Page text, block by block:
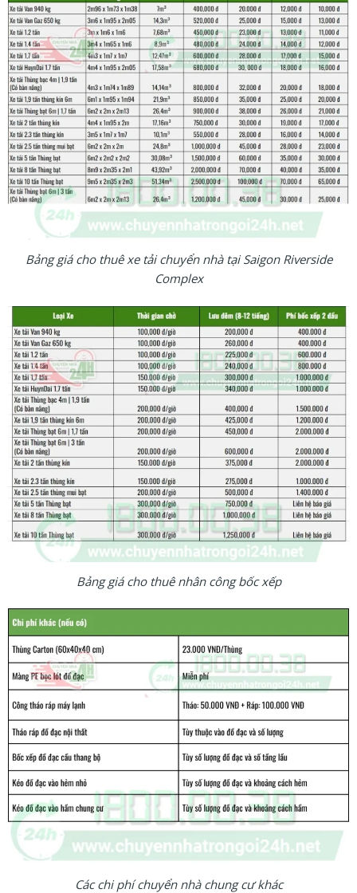
Bảng giá cho thuê xe tải chuyển nhà tại Saigon Riverside
Complex
Bảng giá cho thuê nhân công bốc xếp
Các chi phí chuyển nhà chung cư khác